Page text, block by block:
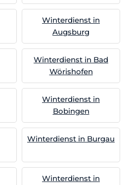
Winterdienst in
Augsburg
Winterdienst in Bad
Wörishofen
Winterdienst in
Bobingen
Winterdienst in Burgau
Winterdienst in